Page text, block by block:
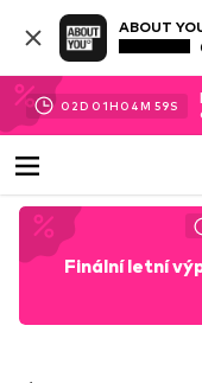
ABOUT
02D 01H 04M 57S
Finální letní